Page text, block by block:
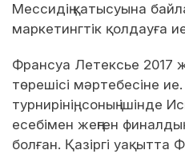
Мессидің қатысуына
маркетингтік қолдауға
Франсуа Летексье 2017
төрешісі мәртебесіне
турнирінің, соның ішінде
есебімен жеңген
болған. Қазіргі